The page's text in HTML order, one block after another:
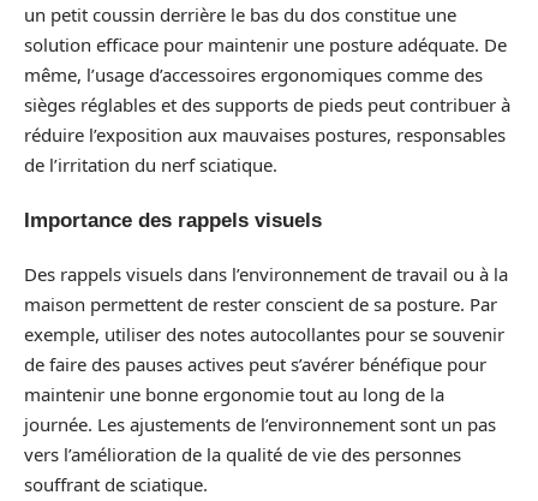
un petit coussin derrière le bas du dos constitue une
solution efficace pour maintenir une posture adéquate. De
même, l’usage d’accessoires ergonomiques comme des
sièges réglables et des supports de pieds peut contribuer à
réduire l’exposition aux mauvaises postures, responsables
de l’irritation du nerf sciatique.
Importance des rappels visuels
Des rappels visuels dans l’environnement de travail ou à la
maison permettent de rester conscient de sa posture. Par
exemple, utiliser des notes autocollantes pour se souvenir
de faire des pauses actives peut s’avérer bénéfique pour
maintenir une bonne ergonomie tout au long de la
journée. Les ajustements de l’environnement sont un pas
vers l’amélioration de la qualité de vie des personnes
souffrant de sciatique.